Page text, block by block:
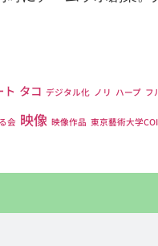
ト タコ デジタル化 ノリ ハープ フ
会 映像 映像作品 東京藝術大学